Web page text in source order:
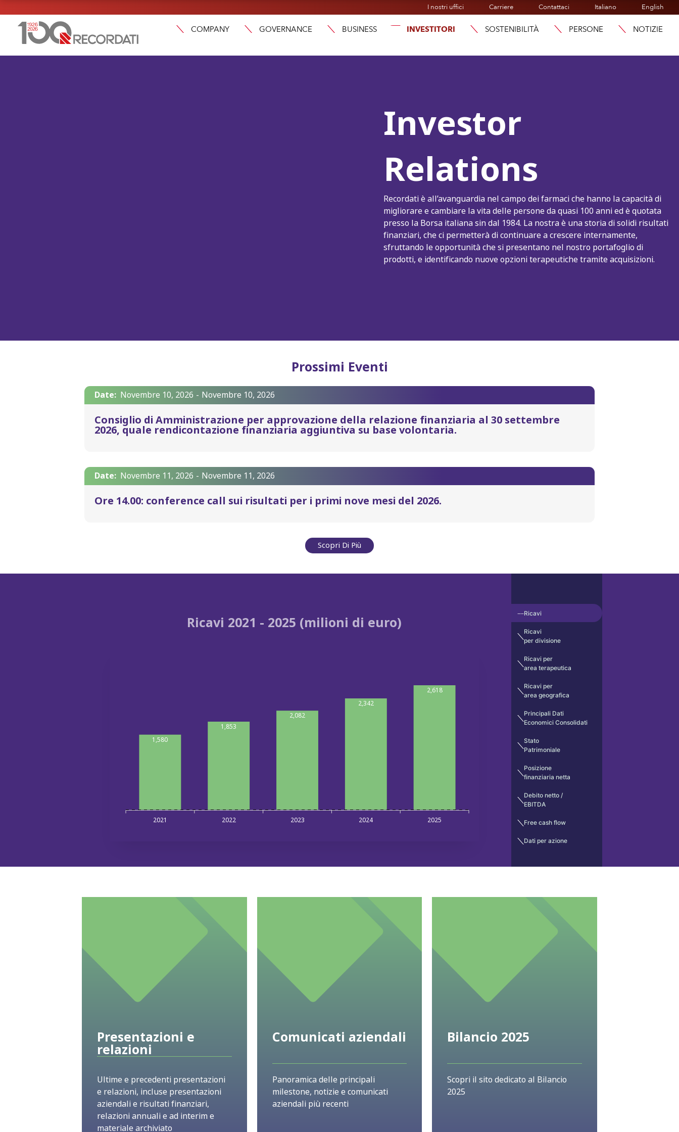
I nostri uffici Carriere Contattaci Italiano English
COMPANY GOVERNANCE BUSINESS INVESTITORI SOSTENIBILITÀ PERSONE NOTIZIE
Investor
Relations
Recordati è all’avanguardia nel campo dei farmaci che hanno la capacità di
migliorare e cambiare la vita delle persone da quasi 100 anni ed è quotata
presso la Borsa italiana sin dal 1984. La nostra è una storia di solidi risultati
finanziari, che ci permetterà di continuare a crescere internamente,
sfruttando le opportunità che si presentano nel nostro portafoglio di
prodotti, e identificando nuove opzioni terapeutiche tramite acquisizioni.
Prossimi Eventi
Date: Novembre 10, 2026 - Novembre 10, 2026
Consiglio di Amministrazione per approvazione della relazione finanziaria al 30 settembre
2026, quale rendicontazione finanziaria aggiuntiva su base volontaria.
Date: Novembre 11, 2026 - Novembre 11, 2026
Ore 14.00: conference call sui risultati per i primi nove mesi del 2026.
Scopri Di Più
Ricavi
Ricavi
per divisione
Ricavi per
area terapeutica
Ricavi per
area geografica
Principali Dati
Economici Consolidati
Stato
Patrimoniale
Posizione
finanziaria netta
Debito netto /
EBITDA
Free cash flow
Dati per azione
Ricavi 2021 - 2025 (milioni di euro)
1,580
1,853
2,082
2,342
2,618
2021 2022 2023 2024 2025
Presentazioni e
relazioni
Ultime e precedenti presentazioni
e relazioni, incluse presentazioni
aziendali e risultati finanziari,
relazioni annuali e ad interim e
materiale archiviato
Comunicati aziendali
Panoramica delle principali
milestone, notizie e comunicati
aziendali più recenti
Bilancio 2025
Scopri il sito dedicato al Bilancio
2025